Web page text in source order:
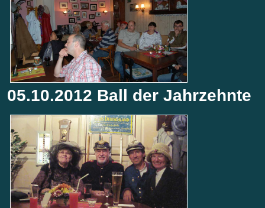
05.10.2012 Ball der Jahrzehnte